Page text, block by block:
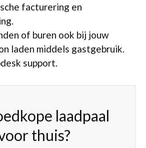
facturering en
of buren ook bij jouw
laden middels gastgebruik.
support.
laadpaal
thuis?